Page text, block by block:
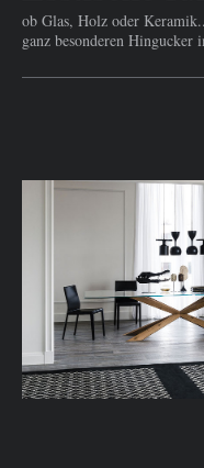
ob Glas, Holz oder
ganz besonderen Hingucker